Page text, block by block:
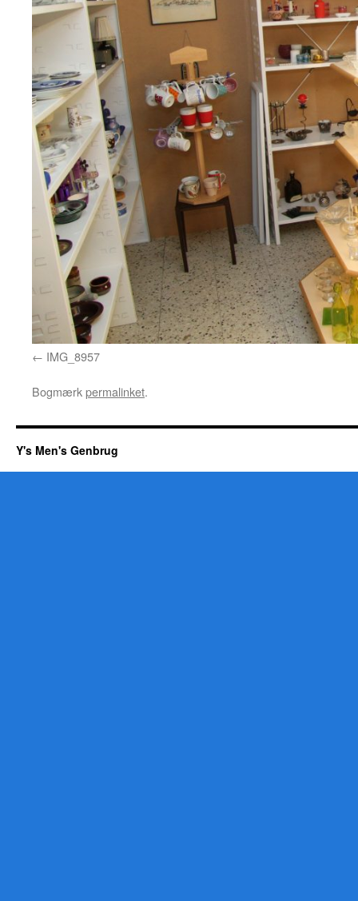
IMG_8957
Bogmærkpermalinket.
Y's Men's Genbrug